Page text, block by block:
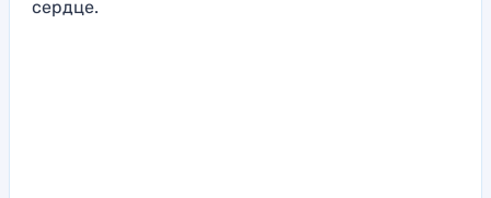
сердце.